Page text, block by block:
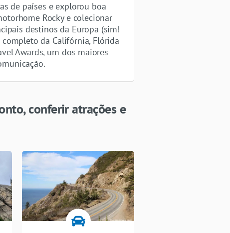
de países e explorou boa
Rocky e colecionar
destinos da Europa (sim!
da Califórnia, Flórida
Awards, um dos maiores
conferir atrações e